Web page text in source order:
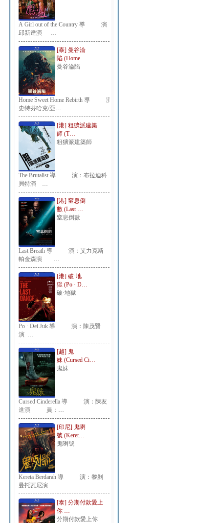
A Girl out of the Country 導 演：
邱新達演 …
[泰] 曼谷淪
陷 (Home …
曼谷淪陷
Home Sweet Home Rebirth 導 演：
史特芬哈克/亞…
[港] 粗獷派建築
師 (T…
粗獷派建築師
The Brutalist 導 演：布拉迪科
貝特演 …
[港] 窒息倒
數 (Last …
窒息倒數
Last Breath 導 演：艾力克斯
帕金森演 …
[港] 破·地
獄 (Po · D…
破·地獄
Po · Dei Juk 導 演：陳茂賢
演 …
[越] 鬼
妹 (Cursed Ci…
鬼妹
Cursed Cinderella 導 演：陳友
進演 員：…
[印尼] 鬼咧
號 (Keret…
鬼咧號
Kereta Berdarah 導 演：黎刹
曼托瓦尼演 …
[泰] 分期付款愛上
你 …
分期付款愛上你